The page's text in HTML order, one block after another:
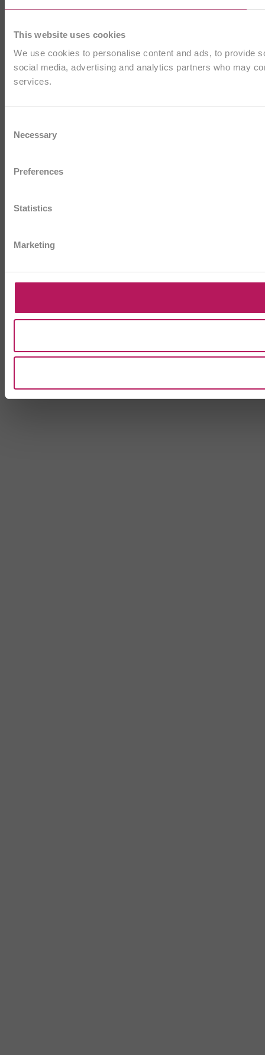
This website uses cookies
We use cookies to personalise content and ads, to provide
social media, advertising and analytics partners who may
services.
Selection
Necessary
Preferences
Statistics
Marketing